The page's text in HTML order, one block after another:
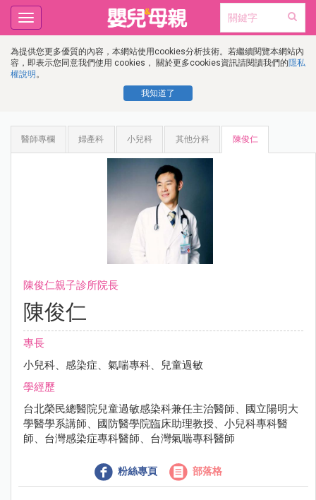
為提供您更多優質的內容，本網站使用cookies分析技術。若繼續閱覽本網站內
容，即表示您同意我們使用 cookies， 關於更多cookies資訊請閱讀我們的隱私
權說明 。
我知道了
Toggle
navigation
醫師專欄 婦產科 小兒科 其他分科 陳俊仁
陳俊仁親子診所院長
陳俊仁
專長
小兒科、感染症、氣喘專科、兒童過敏
學經歷
台北榮民總醫院兒童過敏感染科兼任主治醫師、國立陽明大
學醫學系講師、國防醫學院臨床助理教授、小兒科專科醫
師、台灣感染症專科醫師、台灣氣喘專科醫師
粉絲專頁 部落格